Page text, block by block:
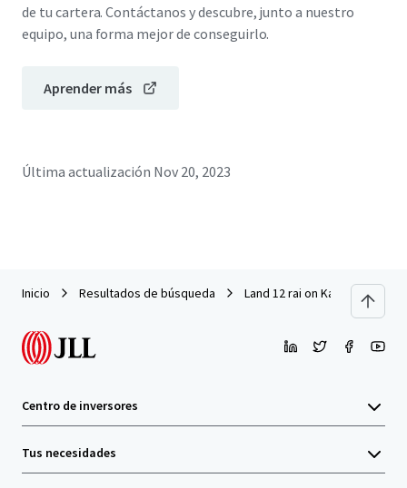
de tu cartera. Contáctanos y descubre, junto a nuestro
equipo, una forma mejor de conseguirlo.
Aprender más
Última actualización Nov 20, 2023
Inicio Resultados de búsqueda Land 12 rai on
Centro de inversores
Tus necesidades